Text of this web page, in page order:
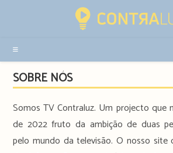
sidebar
SOBRE NÓS
Somos TV Contraluz. Um projecto que
de 2022 fruto da ambição de duas
pelo mundo da televisão. O nosso site